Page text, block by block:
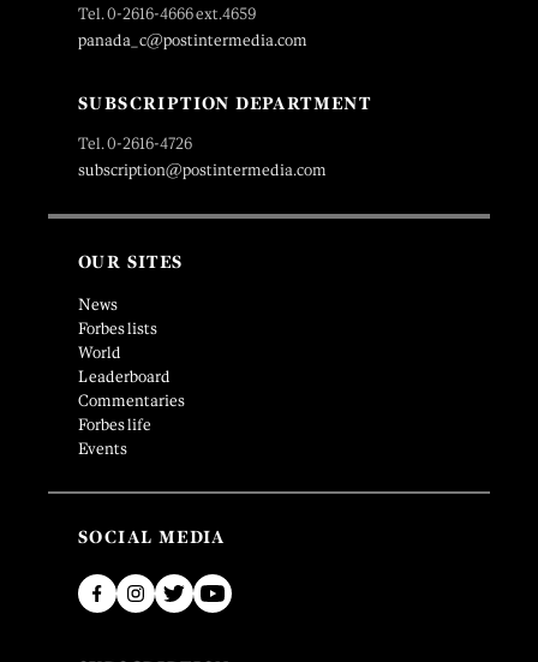
Tel. 0-2616-4666 ext.4659
panada_c@postintermedia.com
SUBSCRIPTION DEPARTMENT
Tel. 0-2616-4726
subscription@postintermedia.com
OUR SITES
News
Forbes lists
World
Leaderboard
Commentaries
Forbes life
Events
SOCIAL MEDIA